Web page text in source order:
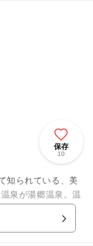
保存
10
知られている、美
泉が湯郷温泉。温
客が訪れる場所で